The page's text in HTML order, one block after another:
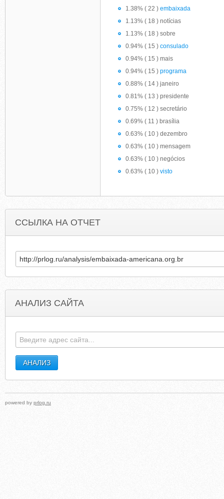
1.38% ( 22 ) embaixada
1.13% ( 18 ) notícias
1.13% ( 18 ) sobre
0.94% ( 15 ) consulado
0.94% ( 15 ) mais
0.94% ( 15 ) programa
0.88% ( 14 ) janeiro
0.81% ( 13 ) presidente
0.75% ( 12 ) secretário
0.69% ( 11 ) brasília
0.63% ( 10 ) dezembro
0.63% ( 10 ) mensagem
0.63% ( 10 ) negócios
0.63% ( 10 ) visto
ССЫЛКА НА ОТЧЕТ
АНАЛИЗ САЙТА
powered by prlog.ru